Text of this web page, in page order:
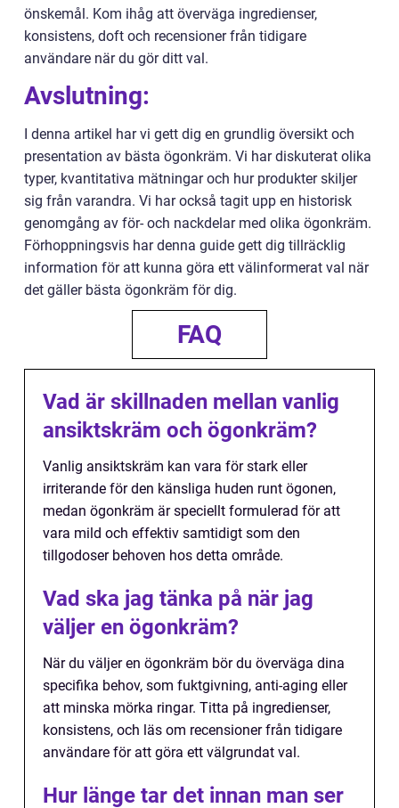
önskemål. Kom ihåg att överväga ingredienser,
konsistens, doft och recensioner från tidigare
användare när du gör ditt val.
Avslutning:
I denna artikel har vi gett dig en grundlig översikt och
presentation av bästa ögonkräm. Vi har diskuterat olika
typer, kvantitativa mätningar och hur produkter skiljer
sig från varandra. Vi har också tagit upp en historisk
genomgång av för- och nackdelar med olika ögonkräm.
Förhoppningsvis har denna guide gett dig tillräcklig
information för att kunna göra ett välinformerat val när
det gäller bästa ögonkräm för dig.
FAQ
Vad är skillnaden mellan vanlig
ansiktskräm och ögonkräm?
Vanlig ansiktskräm kan vara för stark eller
irriterande för den känsliga huden runt ögonen,
medan ögonkräm är speciellt formulerad för att
vara mild och effektiv samtidigt som den
tillgodoser behoven hos detta område.
Vad ska jag tänka på när jag
väljer en ögonkräm?
När du väljer en ögonkräm bör du överväga dina
specifika behov, som fuktgivning, anti-aging eller
att minska mörka ringar. Titta på ingredienser,
konsistens, och läs om recensioner från tidigare
användare för att göra ett välgrundat val.
Hur länge tar det innan man ser